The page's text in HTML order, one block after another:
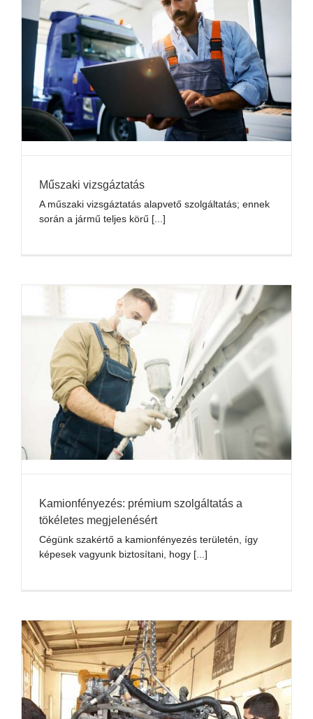
Műszaki vizsgáztatás
A műszaki vizsgáztatás alapvető szolgáltatás; ennek
során a jármű teljes körű [...]
Kamionfényezés: prémium szolgáltatás a
tökéletes megjelenésért
Cégünk szakértő a kamionfényezés területén, így
képesek vagyunk biztosítani, hogy [...]